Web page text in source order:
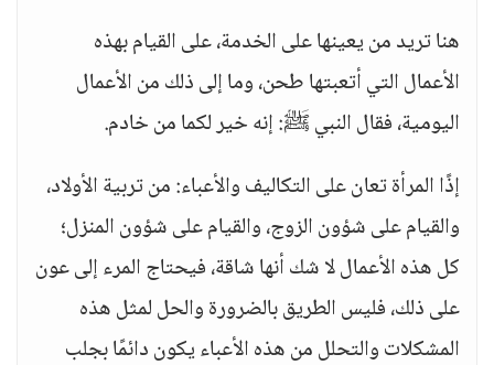
هنا تريد من يعينها على الخدمة، على القيام بهذه
الأعمال التي أتعبتها طحن، وما إلى ذلك من الأعمال
اليومية، فقال النبي ﷺ: إنه خير لكما من خادم.
إذًا المرأة تعان على التكاليف والأعباء: من تربية الأولاد،
والقيام على شؤون الزوج، والقيام على شؤون المنزل؛
كل هذه الأعمال لا شك أنها شاقة، فيحتاج المرء إلى عون
على ذلك، فليس الطريق بالضرورة والحل لمثل هذه
المشكلات والتحلل من هذه الأعباء يكون دائمًا بجلب